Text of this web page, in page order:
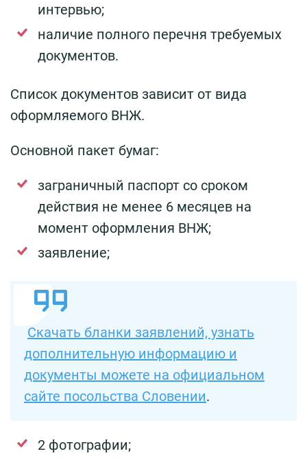
интервью;
наличие полного перечня требуемых
документов.
Список документов зависит от вида
оформляемого ВНЖ.
Основной пакет бумаг:
заграничный паспорт со сроком
действия не менее 6 месяцев на
момент оформления ВНЖ;
заявление;
Скачать бланки заявлений, узнать
дополнительную информацию и
документы можете на официальном
сайте посольства Словении.
2 фотографии;